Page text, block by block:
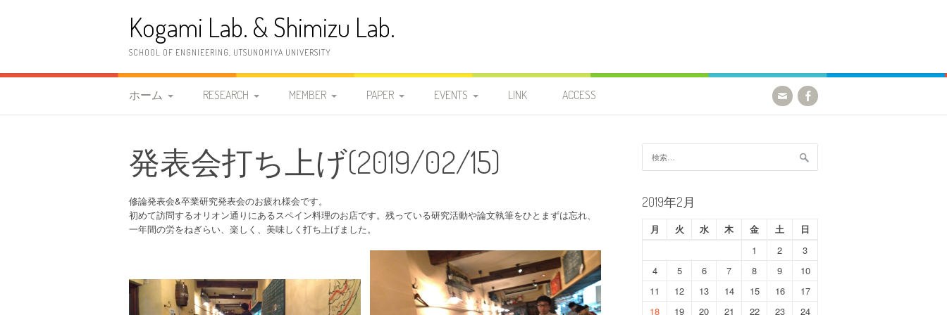
へ
ッ
Kogami Lab. & Shimizu Lab.
SCHOOL OF ENGNIEERING, UTSUNOMIYA UNIVERSITY
ホーム
2026年度 清水研究室
案内情報
2023年度 古神研究室 案
内情報
RESEARCH
研究内容
研究設備
MEMBER
古神研 DOCTOR
BACHELOR
清水研
BACHELOR
OB
PAPER
2005-2009
2000-2004
学位論文
2010-2014
2005-2009
EVENTS
2020-2024
2021
2020
2017
2016
2013
2012
2005-2009 2009
2008
1999-2004 2004
LINK ACCESS
発表会打ち上げ(2019/02/15)
修論発表会&卒業研究発表会のお疲れ様会です。
初めて訪問するオリオン通りにあるスペイン料理のお店です。残っている研究活動や論文執筆をひとまずは忘れ、
一年間の労をねぎらい、楽しく、美味しく打ち上げました。
索:
2019年2月
月 火 水 木 金 土
日
1
2
3
4
5 6 7 8 9
10
11
12 13 14 15 16
17
18
19 20 21 22 23
24